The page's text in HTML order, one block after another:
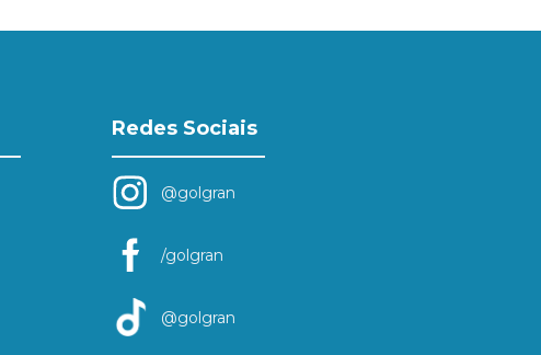
Redes Sociais
@golgran
/golgran
@golgran